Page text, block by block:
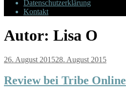
Datenschutzerklärung
Kontakt
Autor: Lisa O
26. August 201528. August 2015
Review bei Tribe Online